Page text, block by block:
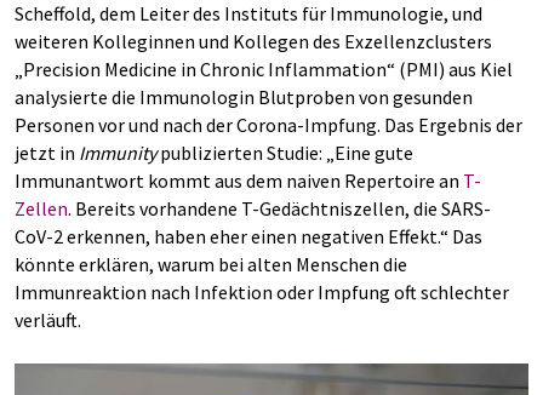
Scheffold, dem Leiter des Instituts für Immunologie, und
weiteren Kolleginnen und Kollegen des Exzellenzclusters
„Precision Medicine in Chronic Inflammation“ (PMI) aus Kiel
analysierte die Immunologin Blutproben von gesunden
Personen vor und nach der Corona-Impfung. Das Ergebnis der
jetzt in Immunitypublizierten Studie: „Eine gute
Immunantwort kommt aus dem naiven Repertoire an T-
Zellen. Bereits vorhandene T-Gedächtniszellen, die SARS-
CoV-2 erkennen, haben eher einen negativen Effekt.“ Das
könnte erklären, warum bei alten Menschen die
Immunreaktion nach Infektion oder Impfung oft schlechter
verläuft.